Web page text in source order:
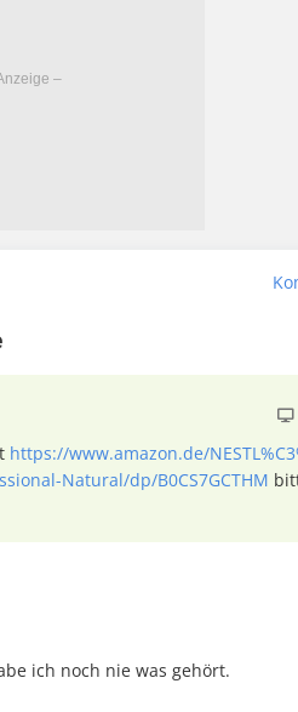
https://www.amazon.de/
Natural/dp/B0CS7GCTHM
ich noch nie was gehört.